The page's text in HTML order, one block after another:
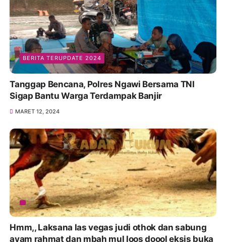
BERITA TERUPDATE 2024
Tanggap Bencana, Polres Ngawi Bersama TNI
Sigap Bantu Warga Terdampak Banjir
MARET 12, 2024
Hmm,, Laksana las vegas judi othok dan sabung
ayam rahmat dan mbah mul loos doool eksis buka